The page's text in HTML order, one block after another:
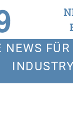
NEWS
INDUSTRY